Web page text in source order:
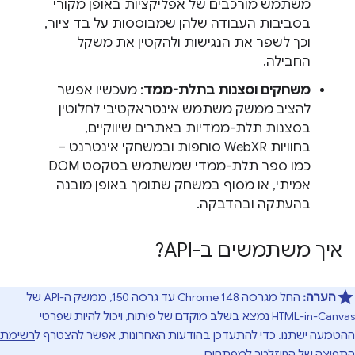
משתמש מורכבים של אפליקציות באופן מקורי
בסביבות העבודה שלהן שמבוססות על בד ציור,
וכך לשפר את הנגישות ולהקטין את משקל
החבילה.
משחקים וסצנות בתלת-ממד: מעכשיו אפשר
להציב ממשק משתמש אינטראקטיבי לחלוטין
בסצנות תלת-ממדיות באתרים שיווקיים,
בחוויות WebXR סוחפות ובמשחקי אינטרנט –
כמו ספר תלת-ממדי שמשתמש בטקסט DOM
אמיתי, או מסוף במשחק שתומך באופן מובנה
בהעתקה ובהדבקה.
איך משתמשים ב-API?
הערה:
החל מגרסה Chrome 148 עד גרסה 150, ממשק ה-API של
HTML-in-Canvas נמצא בשלב מוקדם של פיתוח, ויכול להיות שפרטי
ההטמעה ישתנו. כדי להתעדכן בהודעות האחרונות, אפשר להצטרף לרשימת